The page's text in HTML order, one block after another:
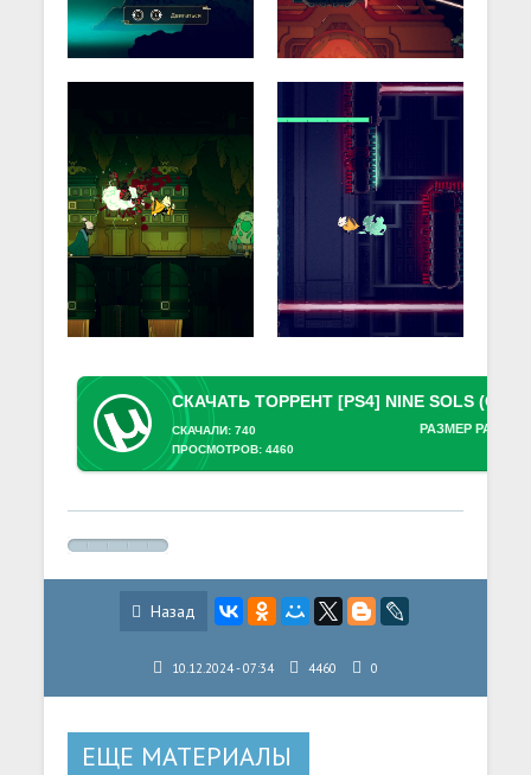
РАЗМЕР
СКАЧАЛИ: 740
ПРОСМОТРОВ: 4460
Назад
10.12.2024 - 07:34 4460 0
ЕЩЕ МАТЕРИАЛЫ